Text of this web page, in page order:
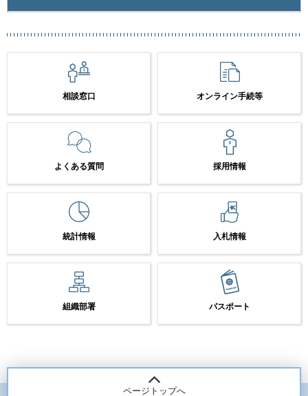
相談窓口 オンライン手続等
よくある質問 採用情報
統計情報 入札情報
組織部署 パスポート
ページトップへ